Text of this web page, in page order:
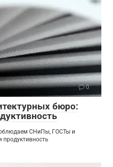
0
бюро:
СНиПы, ГОСТы и